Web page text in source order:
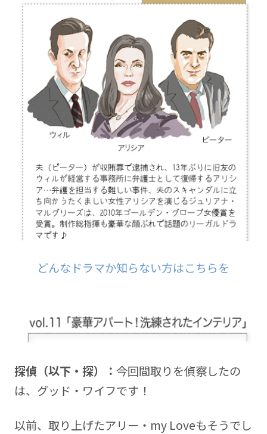
どんなドラマか知らない方はこちらを
探偵（以下・探）： 今回間取りを偵察したの
は、グッド・ワイフです！
以前、取り上げたアリー・my Loveもそうでし